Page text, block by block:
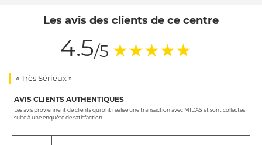
Les avis des clients de ce centre
4.5/5 ★★★★★
« Très Sérieux »
AVIS CLIENTS AUTHENTIQUES
Les avis proviennent de clients qui ont réalisé une transaction avec MIDAS et sont collectés
suite à une enquête de satisfaction.